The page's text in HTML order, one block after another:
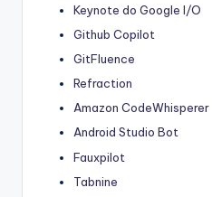
Keynote do Google I/O
Github Copilot
GitFluence
Refraction
Amazon CodeWhisperer
Android Studio Bot
Fauxpilot
Tabnine